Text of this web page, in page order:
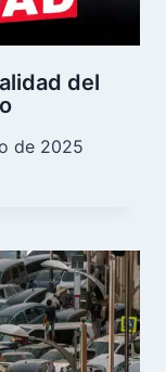
del
de 2025